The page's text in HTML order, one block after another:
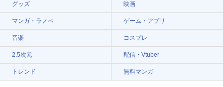
グッズ 映画
マンガ・ラノベ ゲーム・アプリ
音楽 コスプレ
2.5次元 配信・Vtuber
トレンド 無料マンガ